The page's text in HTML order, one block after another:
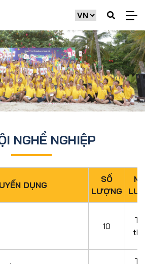
NGHỀ NGHIỆP
DỤNG
SỐ
LƯỢNG
10